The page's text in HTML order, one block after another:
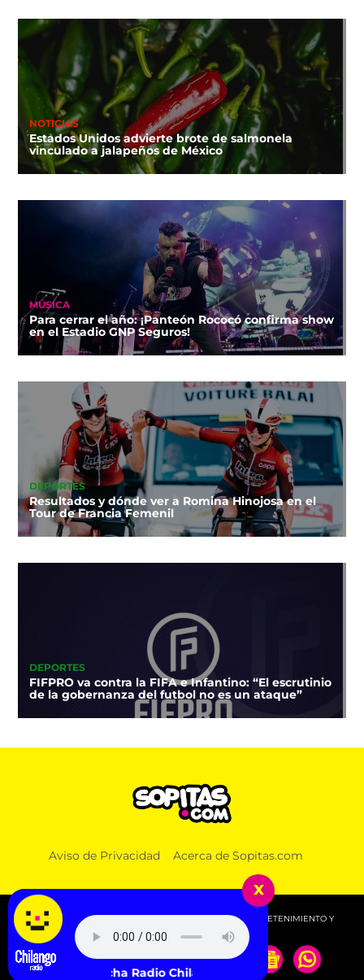
NOTICIAS
Estados Unidos advierte brote de salmonela
vinculado a jalapeños de México
MÚSICA
Para cerrar el año: ¡Panteón Rococó confirma show
en el Estadio GNP Seguros!
DEPORTES
Resultados y dónde ver a Romina Hinojosa en el
Tour de Francia Femenil
DEPORTES
FIFPRO va contra la FIFA e Infantino: “El escrutinio
de la gobernanza del futbol no es un ataque”
Aviso de Privacidad Acerca de Sopitas.com
© 2026 SOPITAS.COM - MÚSICA, NOTICIAS, DEPORTES, ENTRETENIMIENTO Y
MÁS!.
x
Escucha Radio Chilango -